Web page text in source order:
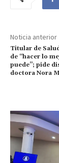
Noticia anterior
Titular de
de “hacer lo
puede”; pide
doctora Nora